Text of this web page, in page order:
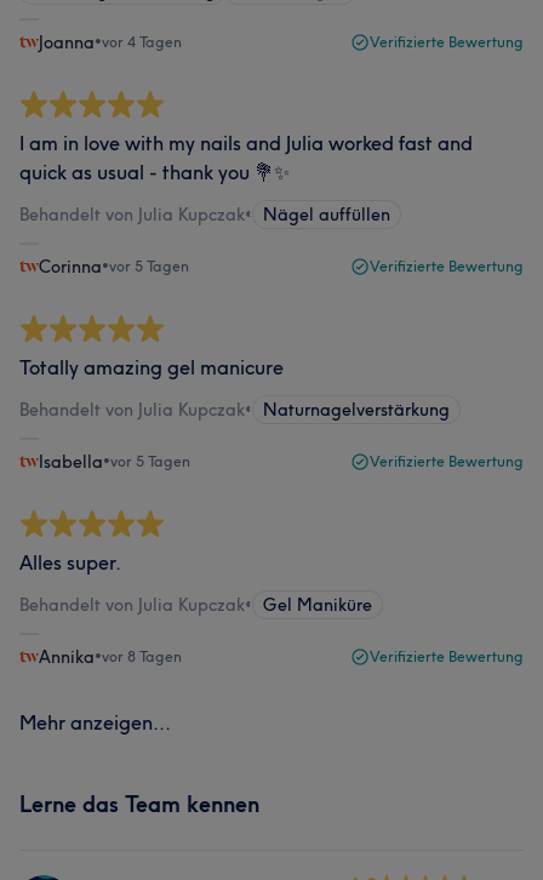
Joanna•vor 4 Tagen Verifizierte Bewertung
I am in love with my nails and Julia worked fast and
quick as usual - thank you 💐✨
Behandelt von Julia Kupczak• Nägel auffüllen
Corinna•vor 5 Tagen Verifizierte Bewertung
Totally amazing gel manicure
Behandelt von Julia Kupczak• Naturnagelverstärkung
Isabella•vor 5 Tagen Verifizierte Bewertung
Alles super.
Behandelt von Julia Kupczak• Gel Maniküre
Annika•vor 8 Tagen Verifizierte Bewertung
Mehr anzeigen...
Lerne das Team kennen